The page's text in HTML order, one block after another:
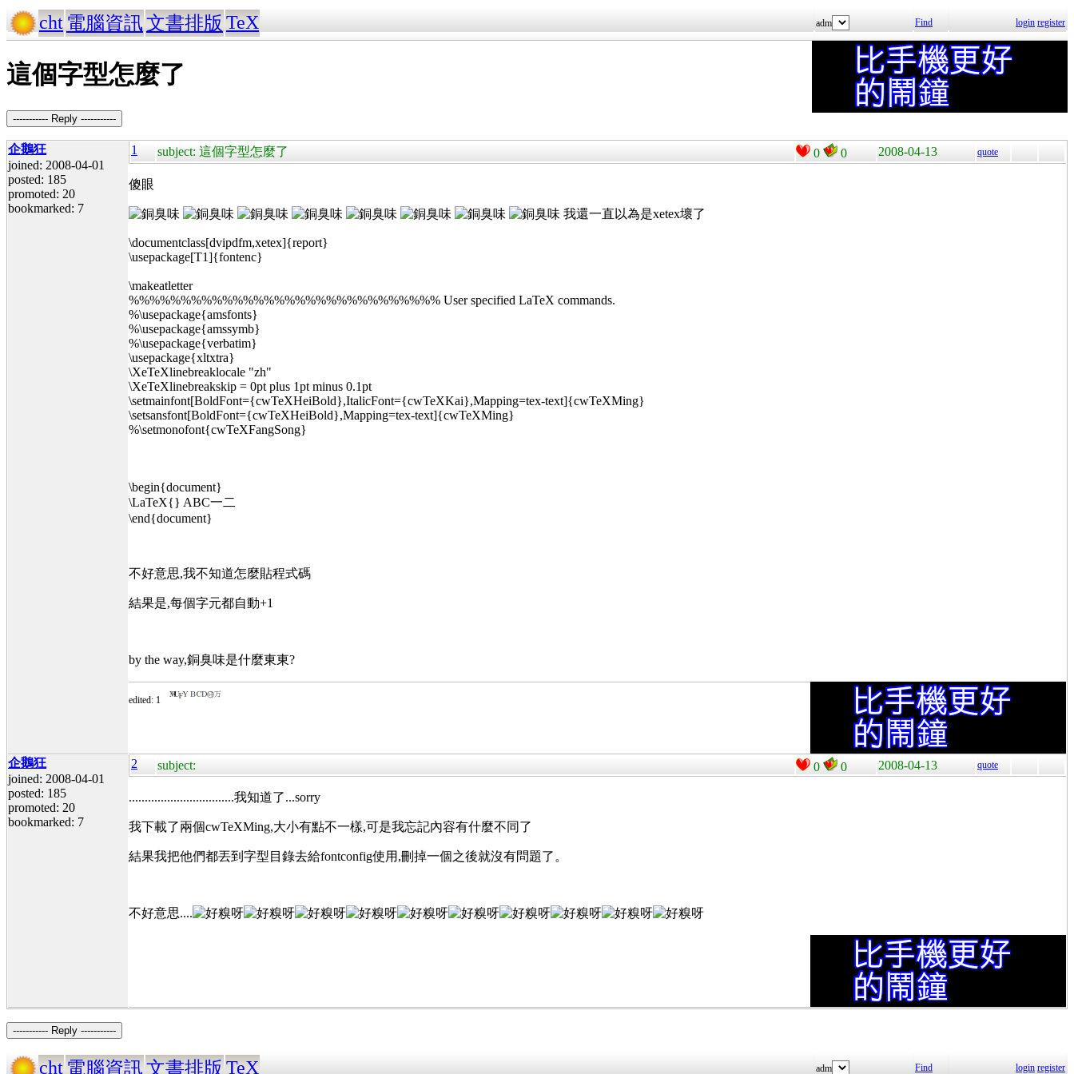
cht 電腦資訊文書排版 TeX adm Find login register
這個字型怎麼了
----------- Reply -----------
企鵝狂
joined: 2008-04-01
posted: 185
promoted: 20
bookmarked: 7
1 subject: 這個字型怎麼了 0 0 2008-04-13 quote
傻眼
我還一直以為是xetex壞了
\documentclass[dvipdfm,xetex]{report}
\usepackage[T1]{fontenc}
\makeatletter
%%%%%%%%%%%%%%%%%%%%%%%%%%%%%% User specified LaTeX commands.
%\usepackage{amsfonts}
%\usepackage{amssymb}
%\usepackage{verbatim}
\usepackage{xltxtra}
\XeTeXlinebreaklocale "zh"
\XeTeXlinebreakskip = 0pt plus 1pt minus 0.1pt
\setmainfont[BoldFont={cwTeXHeiBold},ItalicFont={cwTeXKai},Mapping=tex-text]{cwTeXMing}
\setsansfont[BoldFont={cwTeXHeiBold},Mapping=tex-text]{cwTeXMing}
%\setmonofont{cwTeXFangSong}
\begin{document}
\LaTeX{} ABC一二
\end{document}
不好意思,我不知道怎麼貼程式碼
結果是,每個字元都自動+1
by the way,銅臭味是什麼東東?
edited: 1
企鵝狂
joined: 2008-04-01
posted: 185
promoted: 20
bookmarked: 7
2 subject: 0 0 2008-04-13 quote
.................................我知道了...sorry
我下載了兩個cwTeXMing,大小有點不一樣,可是我忘記內容有什麼不同了
結果我把他們都丟到字型目錄去給fontconfig使用,刪掉一個之後就沒有問題了。
不好意思....
----------- Reply -----------
cht 電腦資訊文書排版 TeX adm Find login register